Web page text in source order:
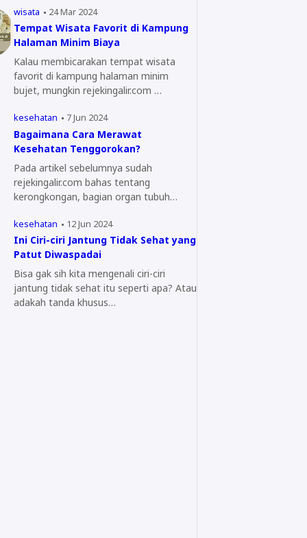
wisata 24 Mar 2024
Tempat Wisata Favorit di Kampung
Halaman Minim Biaya
Kalau membicarakan tempat wisata
favorit di kampung halaman minim
bujet, mungkin rejekingalir.com …
kesehatan 7 Jun 2024
Bagaimana Cara Merawat
Kesehatan Tenggorokan?
Pada artikel sebelumnya sudah
rejekingalir.com bahas tentang
kerongkongan, bagian organ tubuh
kesehatan 12 Jun 2024
Ini Ciri-ciri Jantung Tidak Sehat yang
Patut Diwaspadai
Bisa gak sih kita mengenali ciri-ciri
jantung tidak sehat itu seperti apa? Atau
adakah tanda khusus…